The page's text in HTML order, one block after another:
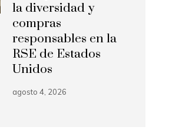
la diversidad y
compras
responsables en la
RSE de Estados
Unidos
agosto 4, 2026